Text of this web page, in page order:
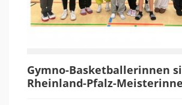
Gymno-Basketballerinnen
Rheinland-Pfalz-